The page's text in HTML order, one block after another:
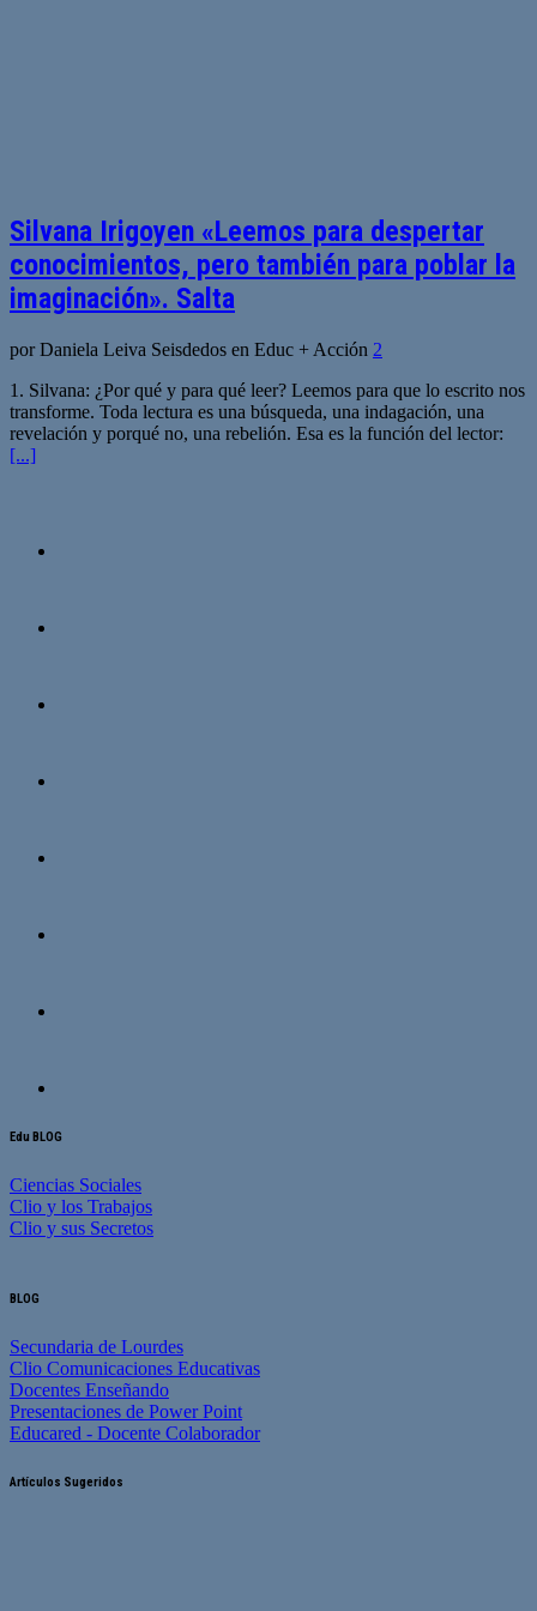
Silvana Irigoyen «Leemos para despertar
conocimientos, pero también para poblar la
imaginación». Salta
por Daniela Leiva Seisdedos en Educ + Acción 2
1. Silvana: ¿Por qué y para qué leer? Leemos para que lo escrito nos
transforme. Toda lectura es una búsqueda, una indagación, una
revelación y porqué no, una rebelión. Esa es la función del lector:
[...]
Edu BLOG
Ciencias Sociales
Clio y los Trabajos
Clio y sus Secretos
BLOG
Secundaria de Lourdes
Clio Comunicaciones Educativas
Docentes Enseñando
Presentaciones de Power Point
Educared - Docente Colaborador
Artículos Sugeridos